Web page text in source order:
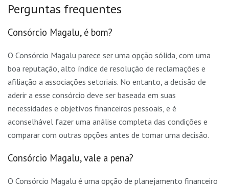
Perguntas frequentes
Consórcio Magalu, é bom?
O Consórcio Magalu parece ser uma opção sólida, com uma
boa reputação, alto índice de resolução de reclamações e
afiliação a associações setoriais. No entanto, a decisão de
aderir a esse consórcio deve ser baseada em suas
necessidades e objetivos financeiros pessoais, e é
aconselhável fazer uma análise completa das condições e
comparar com outras opções antes de tomar uma decisão.
Consórcio Magalu, vale a pena?
O Consórcio Magalu é uma opção de planejamento financeiro